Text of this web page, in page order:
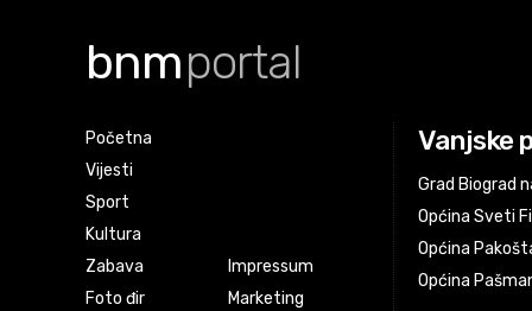
bnmportal
Početna
Vijesti
Sport
Kultura
Zabava
Foto đir
Impressum
Marketing
Vanjske
Grad Biograd
Općina Sveti
Općina
Općina